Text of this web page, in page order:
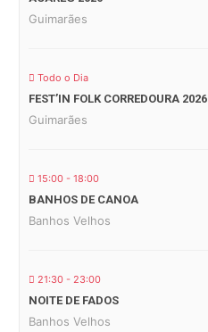
Guimarães
Todo o Dia
FEST’IN FOLK CORREDOURA 2026
Guimarães
15:00 - 18:00
BANHOS DE CANOA
Banhos Velhos
21:30 - 23:00
NOITE DE FADOS
Banhos Velhos